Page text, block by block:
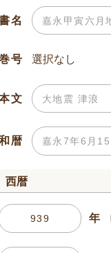
名
号
文
暦
西暦
年